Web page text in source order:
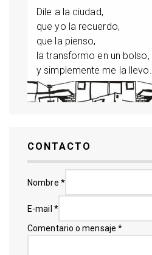
Dile a la ciudad,
que yo la recuerdo,
que la pienso,
la transformo en un bolso,
y simplemente me la llevo.
CONTACTO
Nombre *
E-mail *
Comentario o mensaje*